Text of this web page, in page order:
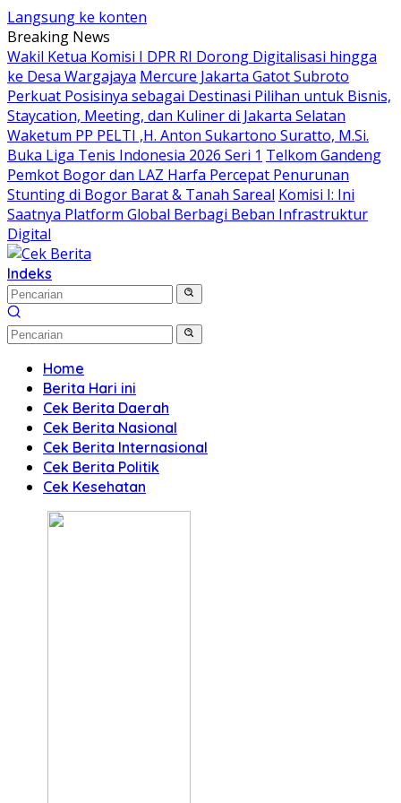
Langsung ke konten
Breaking News
Wakil Ketua Komisi I DPR RI Dorong Digitalisasi hingga
ke Desa Wargajaya Mercure Jakarta Gatot Subroto
Perkuat Posisinya sebagai Destinasi Pilihan untuk Bisnis,
Staycation, Meeting, dan Kuliner di Jakarta Selatan
Waketum PP PELTI ,H. Anton Sukartono Suratto, M.Si.
Buka Liga Tenis Indonesia 2026 Seri 1 Telkom Gandeng
Pemkot Bogor dan LAZ Harfa Percepat Penurunan
Stunting di Bogor Barat & Tanah Sareal Komisi I: Ini
Saatnya Platform Global Berbagi Beban Infrastruktur
Digital
Indeks
Home
Berita Hari ini
Cek Berita Daerah
Cek Berita Nasional
Cek Berita Internasional
Cek Berita Politik
Cek Kesehatan